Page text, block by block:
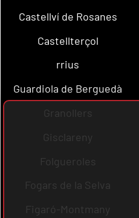
Castellví de Rosanes
Castellterçol
rrius
Guardiola de Berguedà
Granollers
Gisclareny
Folgueroles
Fogars de la Selva
Figaró-Montmany